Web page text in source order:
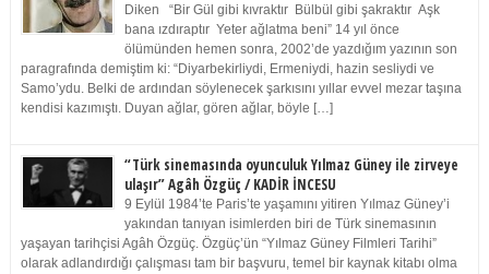
Diken “Bir Gül gibi kıvraktır Bülbül gibi şakraktır Aşk
bana ızdıraptır Yeter ağlatma beni” 14 yıl önce
ölümünden hemen sonra, 2002’de yazdığım yazının son
paragrafında demiştim ki: “Diyarbekirliydi, Ermeniydi, hazin sesliydi ve
Samo’ydu. Belki de ardından söylenecek şarkısını yıllar evvel mezar taşına
kendisi kazımıştı. Duyan ağlar, gören ağlar, böyle […]
“Türk sinemasında oyunculuk Yılmaz Güney ile zirveye
ulaşır” Agâh Özgüç / KADİR İNCESU
9 Eylül 1984’te Paris’te yaşamını yitiren Yılmaz Güney’i
yakından tanıyan isimlerden biri de Türk sinemasının
yaşayan tarihçisi Agâh Özgüç. Özgüç’ün “Yılmaz Güney Filmleri Tarihi”
olarak adlandırdığı çalışması tam bir başvuru, temel bir kaynak kitabı olma